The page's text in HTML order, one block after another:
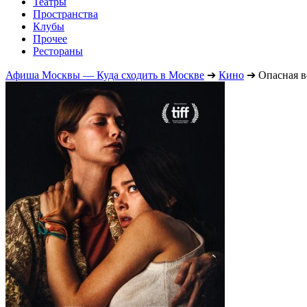
Пространства
Клубы
Прочее
Рестораны
Афиша Москвы — Куда сходить в Москве ➔ Кино ➔ Опасная